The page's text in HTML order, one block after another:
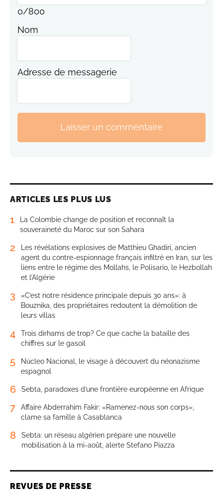
0/800
Nom
Adresse de messagerie
Laisser un commentaire
ARTICLES LES PLUS LUS
1
La Colombie change de position et reconnaît la
souveraineté du Maroc sur son Sahara
2
Les révélations explosives de Matthieu Ghadiri, ancien
agent du contre-espionnage français infiltré en Iran, sur les
liens entre le régime des Mollahs, le Polisario, le Hezbollah
et l’Algérie
3
«C’est notre résidence principale depuis 30 ans»: à
Bouznika, des propriétaires redoutent la démolition de
leurs villas
4
Trois dirhams de trop? Ce que cache la bataille des
chiffres sur le gasoil
5
Núcleo Nacional, le visage à découvert du néonazisme
espagnol
6 Sebta, paradoxes d’une frontière européenne en Afrique
7
Affaire Abderrahim Fakir: «Ramenez-nous son corps»,
clame sa famille à Casablanca
8
Sebta: un réseau algérien prépare une nouvelle
mobilisation à la mi-août, alerte Stefano Piazza
REVUES DE PRESSE